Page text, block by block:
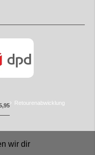
Retourenabwicklung
wir dir